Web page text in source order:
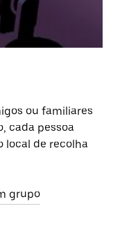
ou familiares
cada pessoa
local de recolha
grupo